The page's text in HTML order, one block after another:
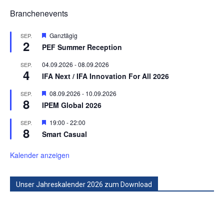
Branchenevents
SEP.
2
Hervorgehoben
Ganztägig
PEF Summer Reception
SEP.
4
04.09.2026 -08.09.2026
IFA Next / IFA Innovation For All 2026
SEP.
8
Hervorgehoben
08.09.2026 - 10.09.2026
IPEM Global 2026
SEP.
8
Hervorgehoben
19:00 -22:00
Smart Casual
Kalender anzeigen
Unser Jahreskalender 2026 zum Download